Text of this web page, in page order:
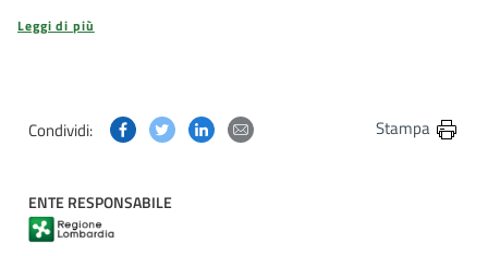
Leggi di più
Condividi: Condividi questa pagina su Facebook
Condividi questa pagina su Twitter
Condividi questa pagina su Linkedin
Condividi questa pagina via
Stampa
ENTE RESPONSABILE